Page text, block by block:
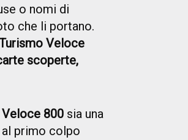
o nomi di
che li portano.
Veloce
scoperte,
800 sia una
primo colpo